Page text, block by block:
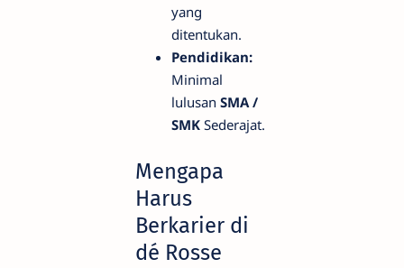
yang
ditentukan.
Pendidikan:
Minimal
lulusan SMA /
SMK Sederajat.
Mengapa
Harus
Berkarier di
dé Rosse